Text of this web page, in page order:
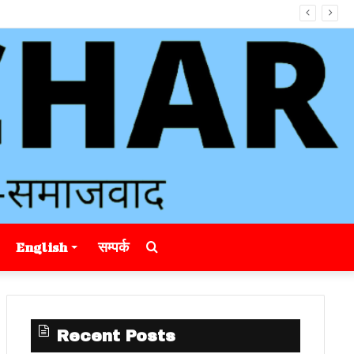
English सम्पर्क Search
for
Recent Posts